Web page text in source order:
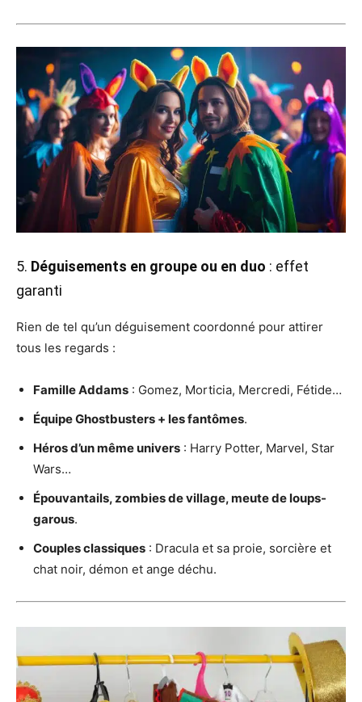
5. Déguisements en groupe ou en duo : effet
garanti
Rien de tel qu’un déguisement coordonné pour attirer
tous les regards :
Famille Addams : Gomez, Morticia, Mercredi, Fétide…
Équipe Ghostbusters + les fantômes.
Héros d’un même univers : Harry Potter, Marvel, Star
Wars…
Épouvantails, zombies de village, meute de loups-
garous.
Couples classiques : Dracula et sa proie, sorcière et
chat noir, démon et ange déchu.